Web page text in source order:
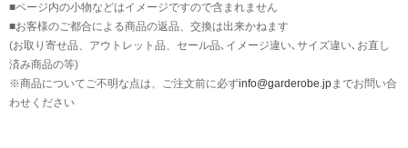
■ページ内の小物などはイメージですので含まれません
■お客様のご都合による商品の返品、交換は出来かねます
(お取り寄せ品、アウトレット品、セール品､イメージ違い､サイズ違い､お直し
済み商品の等)
※商品についてご不明な点は、ご注文前に必ずinfo@garderobe.jpまでお問い合
わせください